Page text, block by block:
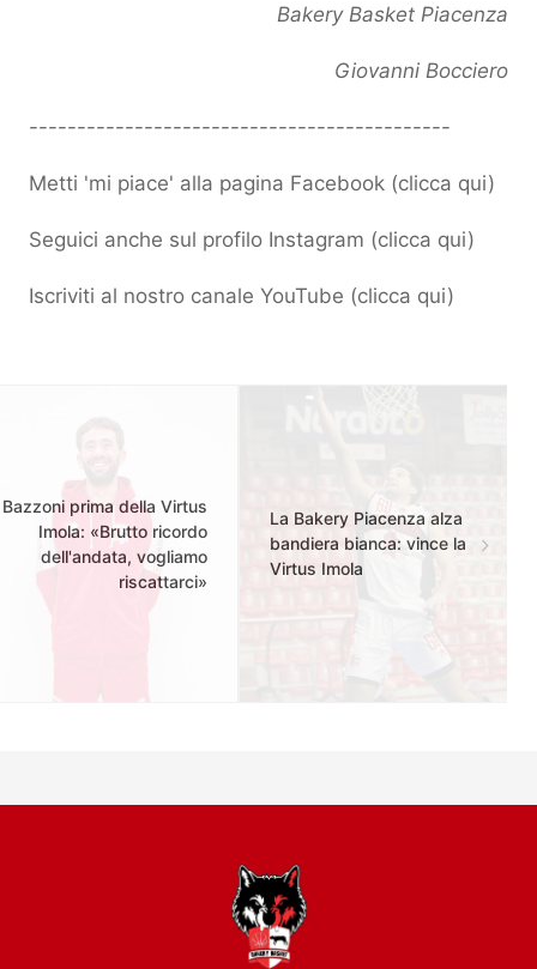
Bakery Basket Piacenza
Giovanni Bocciero
--------------------------------------------
Metti 'mi piace' alla pagina Facebook (clicca qui)
Seguici anche sul profilo Instagram (clicca qui)
Iscriviti al nostro canale YouTube (clicca qui)
Bazzoni prima della Virtus
Imola: «Brutto ricordo
dell'andata, vogliamo
riscattarci»
La Bakery Piacenza alza
bandiera bianca: vince la
Virtus Imola